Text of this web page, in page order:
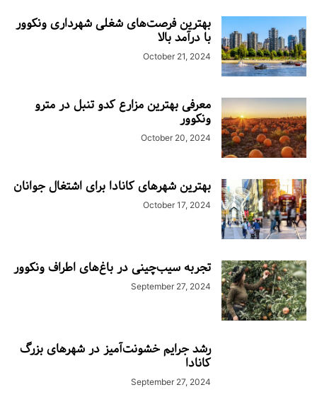
بهترین فرصت‌های شغلی شهرداری ونکوور
با درآمد بالا
October 21, 2024
معرفی بهترین مزارع کدو تنبل در مترو
ونکوور
October 20, 2024
بهترین شهرهای کانادا برای اشتغال جوانان
October 17, 2024
تجربه سیب‌چینی در باغ‌های اطراف ونکوور
September 27, 2024
رشد جرایم خشونت‌آمیز در شهرهای بزرگ
کانادا
September 27, 2024